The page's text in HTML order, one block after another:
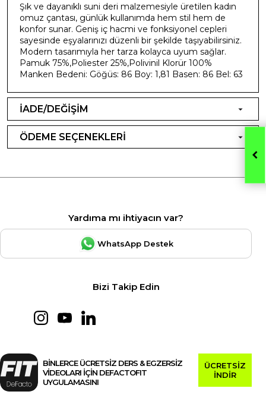
Şık ve dayanıklı suni deri malzemesiyle üretilen kadın
omuz çantası, günlük kullanımda hem stil hem de
konfor sunar. Geniş iç hacmi ve fonksiyonel cepleri
sayesinde eşyalarınızı düzenli bir şekilde taşıyabilirsiniz.
Modern tasarımıyla her tarza kolayca uyum sağlar.
Pamuk 75%,Poliester 25%,Polivinil Klorür 100%
Manken Bedeni: Göğüs: 86 Boy: 1,81 Basen: 86 Bel: 63
İADE/DEĞİŞİM
ÖDEME SEÇENEKLERİ
Yardıma mı ihtiyacın var?
WhatsApp Destek
Bizi Takip Edin
BİNLERCE ÜCRETSİZ DERS & EGZERSİZ
VİDEOLARI İÇİN DEFACTOFIT
UYGULAMASINI
ÜCRETSİZ
İNDİR